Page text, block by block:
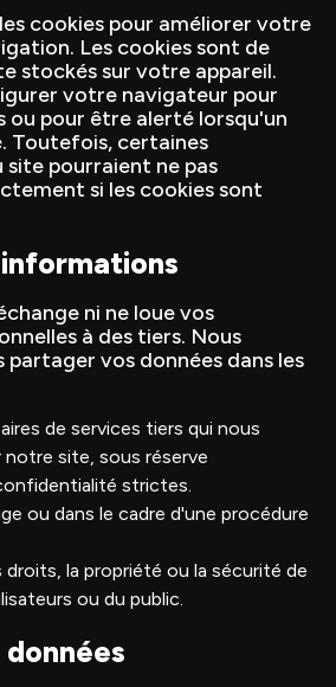
cookies pour améliorer votre
Les cookies sont de
stockés sur votre appareil.
votre navigateur pour
ou pour être alerté lorsqu'un
Toutefois, certaines
pourraient ne pas
si les cookies sont
ni ne loue vos
à des tiers. Nous
vos données dans les
de services tiers qui nous
site, sous réserve
strictes.
ou dans le cadre d'une procédure
droits, la propriété ou la sécurité de
ou du public.